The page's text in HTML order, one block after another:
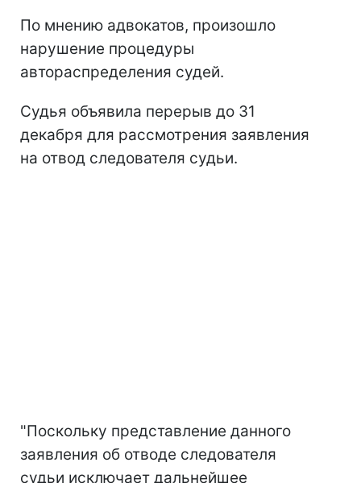
По мнению адвокатов, произошло
нарушение процедуры
автораспределения судей.
Судья объявила перерыв до 31
декабря для рассмотрения заявления
на отвод следователя судьи.
"Поскольку представление данного
заявления об отводе следователя
судьи исключает дальнейшее